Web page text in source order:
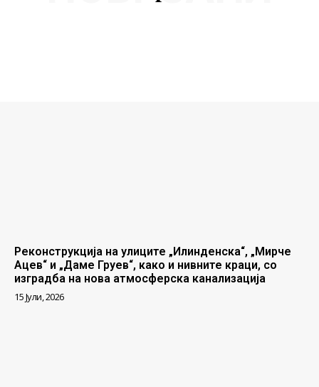
Реконструкција на улиците „Илинденска“, „Мирче
Ацев“ и „Даме Груев“, како и нивните краци, со
изградба на нова атмосферска канализација
15 Јули, 2026